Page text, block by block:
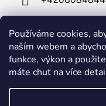
Používáme cookies,
naším webem a
funkce, výkon a
máte chuť na více
⚠️ Technické komplikace⚠️